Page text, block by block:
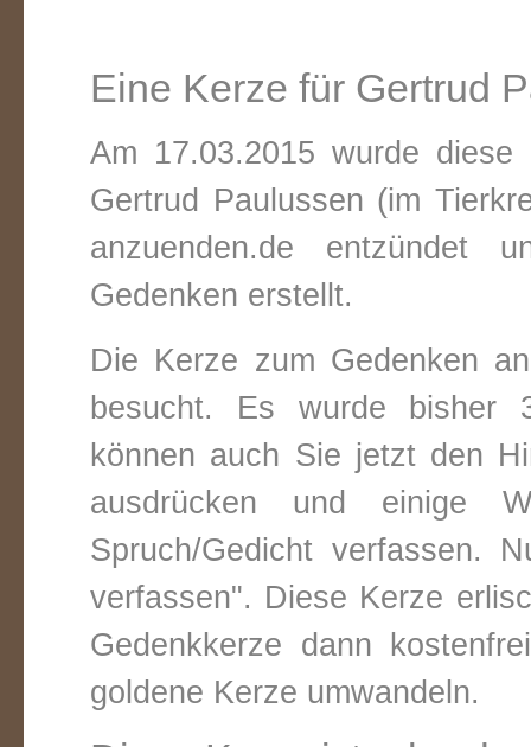
Eine Kerze für Gertrud
Am 17.03.2015 wurde
Gertrud Paulussen (im
anzuenden.de entzündet
Gedenken erstellt.
Die Kerze zum Gedenken
besucht. Es wurde bisher
können auch Sie jetzt den
ausdrücken und einige
Spruch/Gedicht verfassen.
verfassen". Diese Kerze
Gedenkkerze dann
goldene Kerze umwandeln.